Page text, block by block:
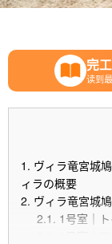
完
读到
1. ヴィラ竜宮城
ィラの概要
2. ヴィラ竜宮城
2.1. 1号室｜
2号室｜